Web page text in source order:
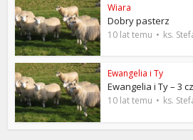
Wiara
Dobry pasterz
10 lat temu ks.
Ewangelia i Ty
Ewangelia i Ty – 3
10 lat temu ks.